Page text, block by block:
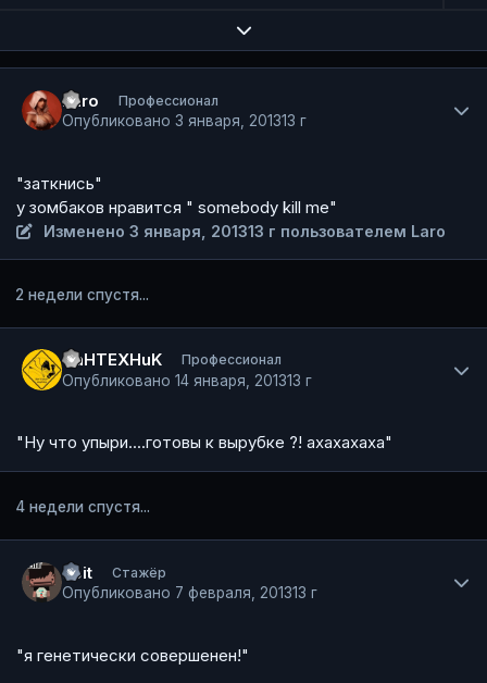
Expand topic overview
Laro Профессионал
Опубликовано 3 января, 201313 г
"заткнись"
у зомбаков нравится " somebody kill me"
Изменено3 января, 201313 г пользователем Laro
2 недели спустя...
CaHTEXHuK Профессионал
Опубликовано 14 января, 201313 г
"Ну что упыри....готовы к вырубке ?! ахахахаха"
4 недели спустя...
7bit Стажёр
Опубликовано 7 февраля, 201313 г
"я генетически совершенен!"